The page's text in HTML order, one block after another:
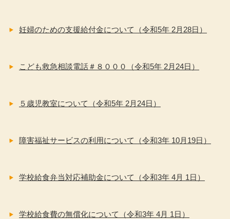
妊婦のための支援給付金について（令和5年 2月28日）
こども救急相談電話＃８０００（令和5年 2月24日）
５歳児教室について（令和5年 2月24日）
障害福祉サービスの利用について（令和3年 10月19日）
学校給食弁当対応補助金について（令和3年 4月 1日）
学校給食費の無償化について（令和3年 4月 1日）